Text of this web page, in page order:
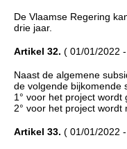
De Vlaamse Regering
drie jaar.
Artikel 32. ( 01/01/2022
Naast de algemene
de volgende bijkomende
1° voor het project
2° voor het project
Artikel 33. ( 01/01/2022